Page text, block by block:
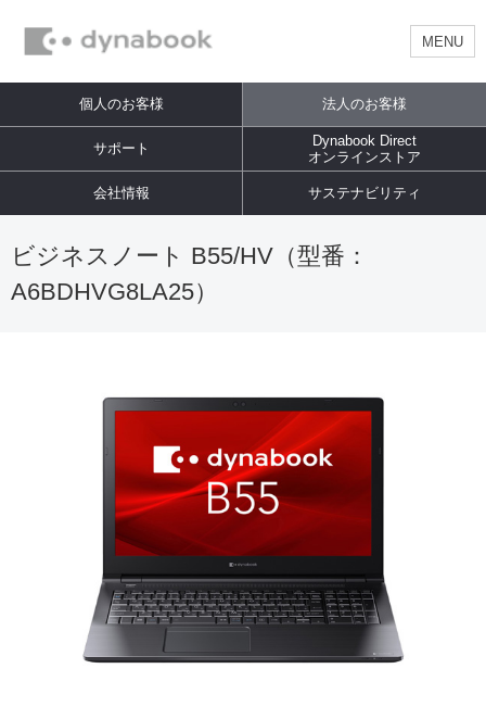
MENU
個人のお客様 法人のお客様
サポート
Dynabook Direct
オンラインストア
会社情報 サステナビリティ
ビジネスノート B55/HV（型番：
A6BDHVG8LA25）